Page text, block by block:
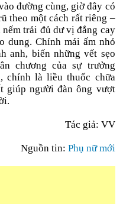
đường cùng, giờ đây có
theo một cách rất riêng –
trải đủ dư vị đắng cay
dung. Chính mái ấm nhỏ
anh, biến những vết sẹo
chương của sự trưởng
chính là liều thuốc chữa
giúp người đàn ông vượt
Tác giả: VV
Nguồn tin: Phụ nữ mới